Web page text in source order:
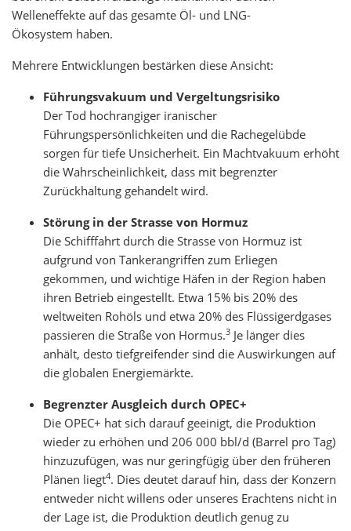
Welleneffekte auf das gesamte Öl- und LNG-
Ökosystem haben.
Mehrere Entwicklungen bestärken diese Ansicht:
Führungsvakuum und Vergeltungsrisiko
Der Tod hochrangiger iranischer
Führungspersönlichkeiten und die Rachegelübde
sorgen für tiefe Unsicherheit. Ein Machtvakuum erhöht
die Wahrscheinlichkeit, dass mit begrenzter
Zurückhaltung gehandelt wird.
Störung in der Strasse von Hormuz
Die Schifffahrt durch die Strasse von Hormuz ist
aufgrund von Tankerangriffen zum Erliegen
gekommen, und wichtige Häfen in der Region haben
ihren Betrieb eingestellt. Etwa 15% bis 20% des
weltweiten Rohöls und etwa 20% des Flüssigerdgases
passieren die Straße von Hormus.3 Je länger dies
anhält, desto tiefgreifender sind die Auswirkungen auf
die globalen Energiemärkte.
Begrenzter Ausgleich durch OPEC+
Die OPEC+ hat sich darauf geeinigt, die Produktion
wieder zu erhöhen und 206 000 bbl/d (Barrel pro Tag)
hinzuzufügen, was nur geringfügig über den früheren
Plänen liegt4. Dies deutet darauf hin, dass der Konzern
entweder nicht willens oder unseres Erachtens nicht in
der Lage ist, die Produktion deutlich genug zu